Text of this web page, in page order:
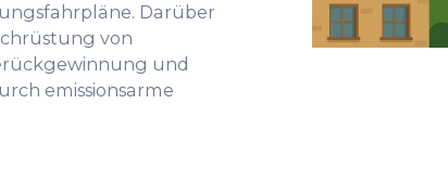
Darüber
von
und
emissionsarme